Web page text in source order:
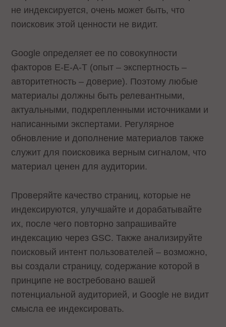
не индексируется, очень может быть, что
поисковик этой ценности не видит.
Google определяет ее по совокупности
факторов E-E-A-T (опыт – экспертность –
авторитетность – доверие). Поэтому любые
материалы должны быть релевантными,
актуальными, подкрепленными источниками и
написанными экспертами. Регулярное
обновление и дополнение материалов также
служит для поисковика верным сигналом, что
материал ценен для аудитории.
Проверяйте качество страниц, которые не
индексируются, улучшайте и дорабатывайте
их, после чего повторно запрашивайте
индексацию через GSC. Также анализируйте
поисковый интент пользователей – возможно,
вы создали страницу, содержание которой в
принципе не востребовано вашей
потенциальной аудиторией, и Google не видит
смысла ее индексировать.